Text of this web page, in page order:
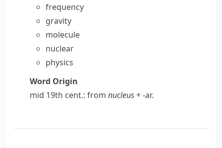
frequency
gravity
molecule
nuclear
physics
Word Origin
mid 19th cent.: from nucleus+-ar.